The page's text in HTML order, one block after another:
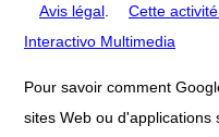
Avis légal
Cette
Interactivo Multimedia
Pour savoir comment
sites Web ou d'applications